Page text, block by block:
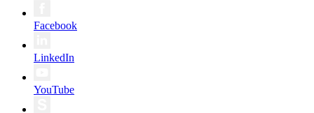
Facebook
LinkedIn
YouTube